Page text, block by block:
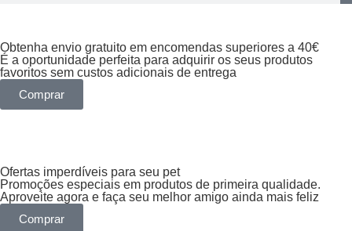
Obtenha envio gratuito em encomendas superiores a 40€
É a oportunidade perfeita para adquirir os seus produtos
favoritos sem custos adicionais de entrega
Comprar
Ofertas imperdíveis para seu pet
Promoções especiais em produtos de primeira qualidade.
Aproveite agora e faça seu melhor amigo ainda mais feliz
Comprar